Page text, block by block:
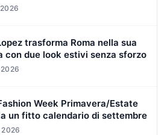
trasforma Roma nella sua
con due look estivi senza sforzo
Week Primavera/Estate
un fitto calendario di settembre
2026